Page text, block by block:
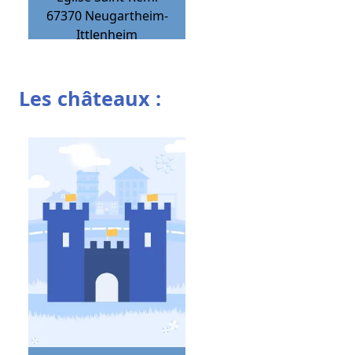
67370 Neugartheim-
Ittlenheim
Les châteaux :